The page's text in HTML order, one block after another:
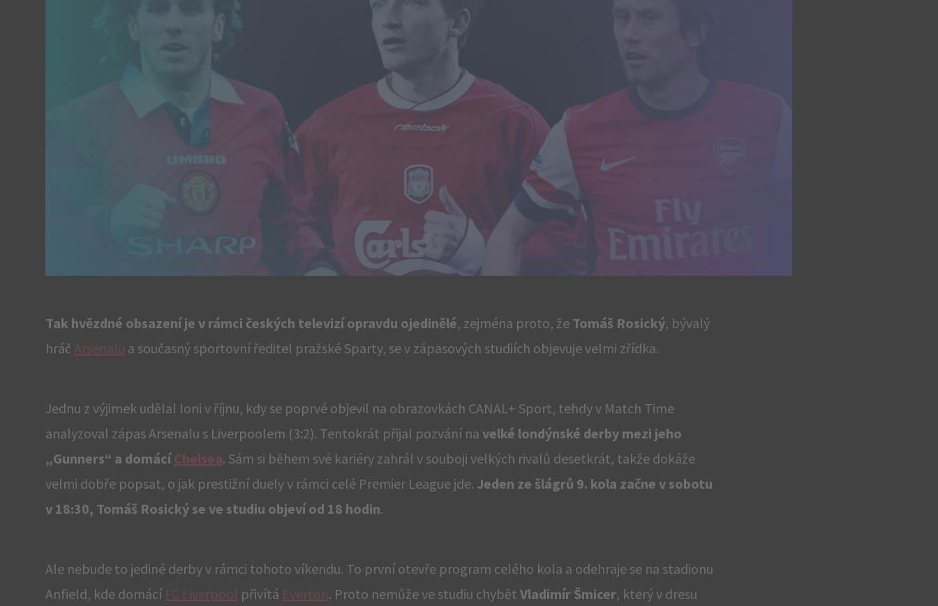
Tak hvězdné obsazení je v rámci českých televizí opravdu ojedinělé, zejména proto, že Tomáš Rosický, bývalý
hráč Arsenalu a současný sportovní ředitel pražské Sparty, se v zápasových studiích objevuje velmi zřídka.
Jednu z výjimek udělal loni v říjnu, kdy se poprvé objevil na obrazovkách CANAL+ Sport, tehdy v Match Time
analyzoval zápas Arsenalu s Liverpoolem (3:2). Tentokrát přijal pozvání na velké londýnské derby mezi jeho
„Gunners“ a domácíChelsea. Sám si během své kariéry zahrál v souboji velkých rivalů desetkrát, takže dokáže
velmi dobře popsat, o jak prestižní duely v rámci celé Premier League jde. Jeden ze šlágrů 9. kola začne v sobotu
v 18:30, Tomáš Rosický se ve studiu objeví od 18 hodin.
Ale nebude to jediné derby v rámci tohoto víkendu. To první otevře program celého kola a odehraje se na stadionu
Anfield, kde domácí FC Liverpool přivítá Everton. Proto nemůže ve studiu chybět Vladimír Šmicer, který v dresu